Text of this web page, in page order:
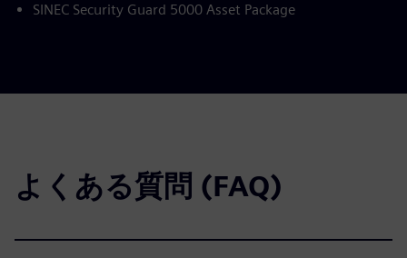
SINEC Security Guard 5000 Asset Package
よくある質問 (FAQ)